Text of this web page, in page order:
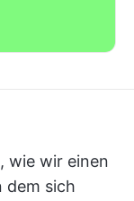
wie wir einen
dem sich